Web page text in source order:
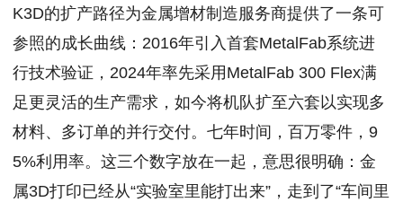
K3D的扩产路径为金属增材制造服务商提供了一条可
参照的成长曲线：2016年引入首套MetalFab系统进
行技术验证，2024年率先采用MetalFab 300 Flex满
足更灵活的生产需求，如今将机队扩至六套以实现多
材料、多订单的并行交付。七年时间，百万零件，9
5%利用率。这三个数字放在一起，意思很明确：金
属3D打印已经从“实验室里能打出来”，走到了“车间里